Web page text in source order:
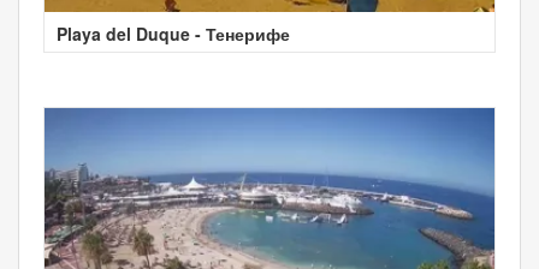
Playa del Duque - Тенерифе